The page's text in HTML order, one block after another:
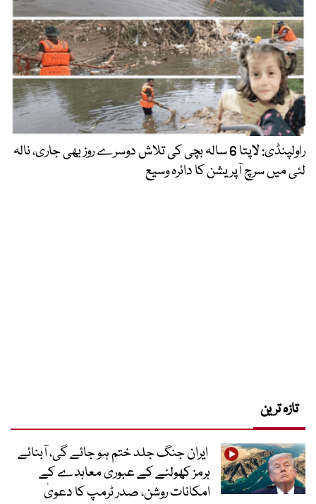
راولپنڈی: لاپتا 6 سالہ بچی کی تلاش دوسرے روز بھی جاری، نالہ
لئی میں سرچ آپریشن کا دائرہ وسیع
تازہ ترین
ایران جنگ جلد ختم ہو جائے گی، آبنائے
ہرمز کھولنے کے عبوری معاہدے کے
امکانات روشن، صدر ٹرمپ کا دعویٰ